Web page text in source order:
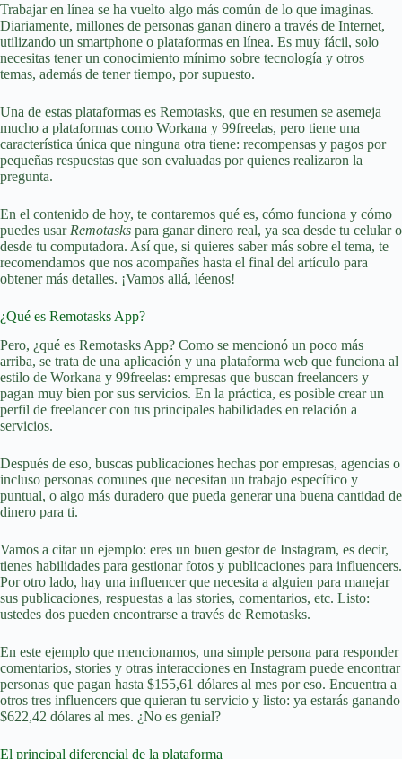
Trabajar en línea se ha vuelto algo más común de lo que imaginas.
Diariamente, millones de personas ganan dinero a través de Internet,
utilizando un smartphone o plataformas en línea. Es muy fácil, solo
necesitas tener un conocimiento mínimo sobre tecnología y otros
temas, además de tener tiempo, por supuesto.
Una de estas plataformas es Remotasks, que en resumen se asemeja
mucho a plataformas como Workana y 99freelas, pero tiene una
característica única que ninguna otra tiene: recompensas y pagos por
pequeñas respuestas que son evaluadas por quienes realizaron la
pregunta.
En el contenido de hoy, te contaremos qué es, cómo funciona y cómo
puedes usar Remotasks para ganar dinero real, ya sea desde tu celular o
desde tu computadora. Así que, si quieres saber más sobre el tema, te
recomendamos que nos acompañes hasta el final del artículo para
obtener más detalles. ¡Vamos allá, léenos!
¿Qué es Remotasks App?
Pero, ¿qué es Remotasks App? Como se mencionó un poco más
arriba, se trata de una aplicación y una plataforma web que funciona al
estilo de Workana y 99freelas: empresas que buscan freelancers y
pagan muy bien por sus servicios. En la práctica, es posible crear un
perfil de freelancer con tus principales habilidades en relación a
servicios.
Después de eso, buscas publicaciones hechas por empresas, agencias o
incluso personas comunes que necesitan un trabajo específico y
puntual, o algo más duradero que pueda generar una buena cantidad de
dinero para ti.
Vamos a citar un ejemplo: eres un buen gestor de Instagram, es decir,
tienes habilidades para gestionar fotos y publicaciones para influencers.
Por otro lado, hay una influencer que necesita a alguien para manejar
sus publicaciones, respuestas a las stories, comentarios, etc. Listo:
ustedes dos pueden encontrarse a través de Remotasks.
En este ejemplo que mencionamos, una simple persona para responder
comentarios, stories y otras interacciones en Instagram puede encontrar
personas que pagan hasta $155,61 dólares al mes por eso. Encuentra a
otros tres influencers que quieran tu servicio y listo: ya estarás ganando
$622,42 dólares al mes. ¿No es genial?
El principal diferencial de la plataforma